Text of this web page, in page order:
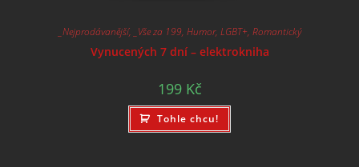
_Nejprodávanější, _Vše za 199, Humor, LGBT+, Romantický
Vynucených 7 dní – elektrokniha
199 Kč
Tohle chcu!